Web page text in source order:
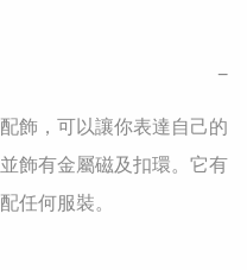
−
飾，可以讓你表達自己的
飾有金屬磁及扣環。它有
任何服裝。